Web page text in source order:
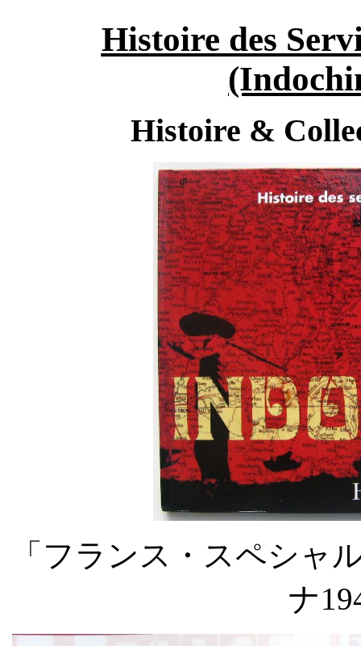
Histoire des
Histoire &
「フランス・スペシャ
ナ